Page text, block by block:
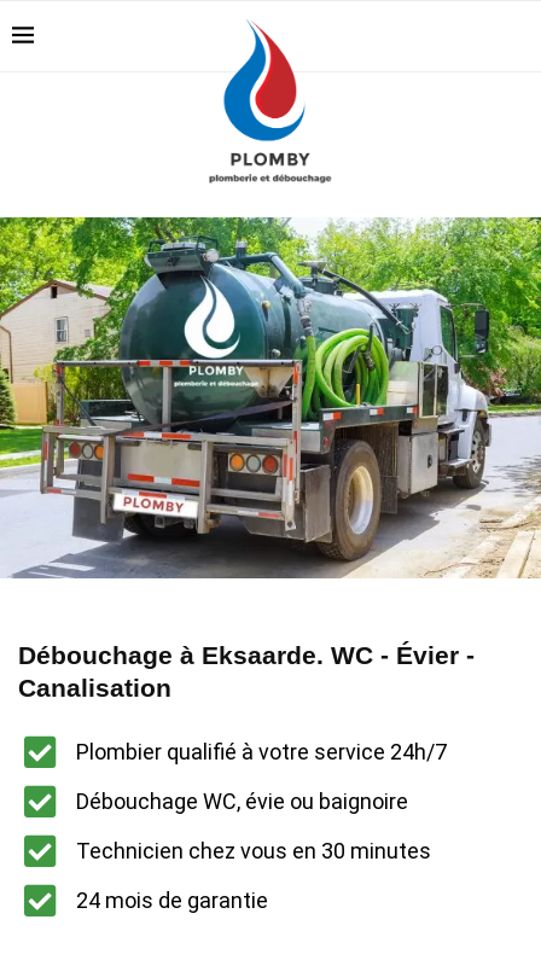
Débouchage à Eksaarde. WC - Évier -
Canalisation
Plombier qualifié à votre service 24h/7
Débouchage WC, évie ou baignoire
Technicien chez vous en 30 minutes
24 mois de garantie